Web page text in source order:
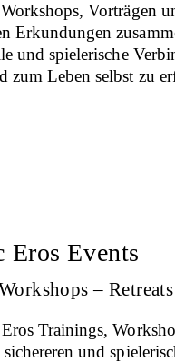
Vorträgen
Erkundungen
und spielerische
zum Leben selbst zu
Eros Events
– Retreats
Trainings,
und